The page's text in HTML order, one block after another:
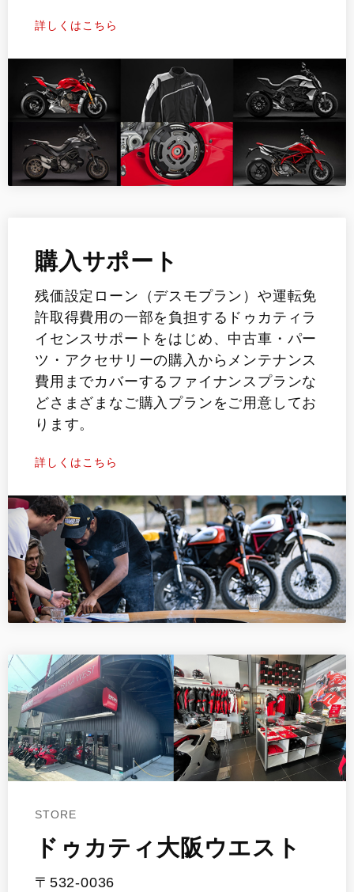
詳しくはこちら
購入サポート
残価設定ローン（デスモプラン）や運転免
許取得費用の一部を負担するドゥカティラ
イセンスサポートをはじめ、中古車・パー
ツ・アクセサリーの購入からメンテナンス
費用までカバーするファイナンスプランな
どさまざまなご購入プランをご用意してお
ります。
詳しくはこちら
STORE
ドゥカティ大阪ウエスト
〒532-0036